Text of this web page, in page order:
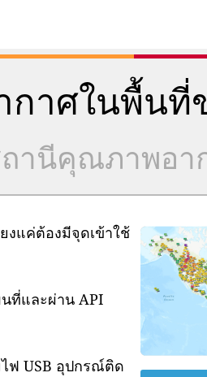
าศในพื้นที่
านีคุณภาพอา
งแค่ต้องมีจุดเข้าใช้
ที่และผ่าน API
ฟ USB อุปกรณ์ติด